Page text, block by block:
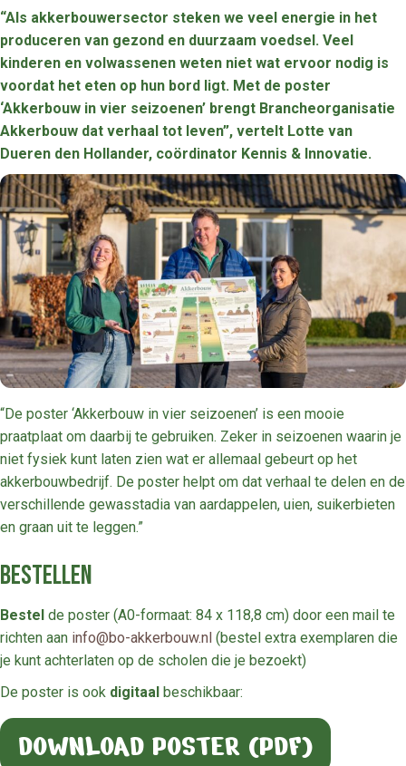
“Als akkerbouwersector steken we veel energie in het
produceren van gezond en duurzaam voedsel. Veel
kinderen en volwassenen weten niet wat ervoor nodig is
voordat het eten op hun bord ligt. Met de poster
‘Akkerbouw in vier seizoenen’ brengt Brancheorganisatie
Akkerbouw dat verhaal tot leven”, vertelt Lotte van
Dueren den Hollander, coördinator Kennis & Innovatie.
“De poster ‘Akkerbouw in vier seizoenen’ is een mooie
praatplaat om daarbij te gebruiken. Zeker in seizoenen waarin je
niet fysiek kunt laten zien wat er allemaal gebeurt op het
akkerbouwbedrijf. De poster helpt om dat verhaal te delen en de
verschillende gewasstadia van aardappelen, uien, suikerbieten
en graan uit te leggen.”
Bestellen
Bestel de poster (A0-formaat: 84 x 118,8 cm) door een mail te
richten aan info@bo-akkerbouw.nl (bestel extra exemplaren die
je kunt achterlaten op de scholen die je bezoekt)
De poster is ook digitaal beschikbaar:
DOWNLOAD POSTER (PDF)